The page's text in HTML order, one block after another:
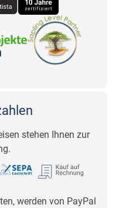
stehen Ihnen zur
werden von PayPal